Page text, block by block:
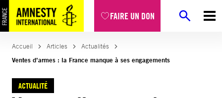
FAIRE UN DON
Aller
au
contenu
Accueil Articles
Actualités
Ventes d’armes : la France manque à ses engagements
ACTUALITÉ